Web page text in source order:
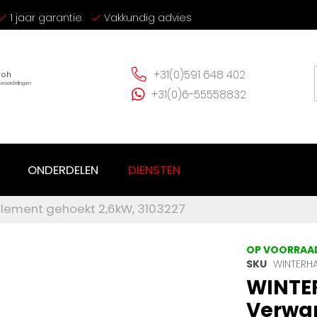
1 jaar garantie Vakkundig advies
+31(0)591 648 402
+31(0)6-55558832
ONDERDELEN DIENSTEN
gehoekt 2,6kW, 3103227
OP
SKU